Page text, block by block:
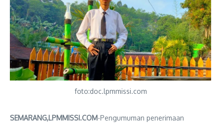
foto:doc.lpmmissi.com
SEMARANG,LPMMISSI.COM-Pengumuman penerimaan